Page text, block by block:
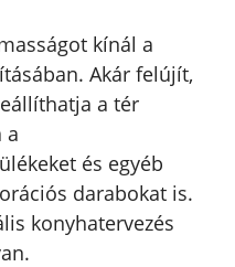
kínál a
Akár felújít,
a tér
a
és egyéb
darabokat is.
konyhatervezés